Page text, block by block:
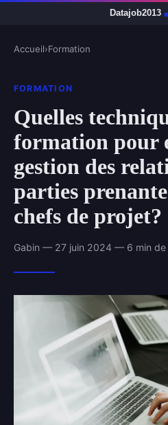
Accueil›Formation
FORMATION
Quelles
formation pour
gestion des
parties
chefs de projet?
Gabin — 27 juin 2024 — 6 min de